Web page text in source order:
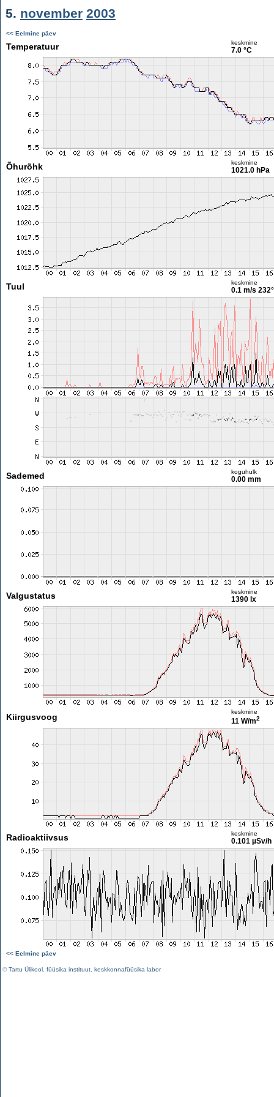
5. november 2003
<< Eelmine päev
Temperatuur keskmine
7.0 °C
Õhurõhk keskmine
1021.0 hPa
Tuul keskmine
0.1 m/s 232°
Sademed koguhulk
0.00 mm
Valgustatus keskmine
1390 lx
Kiirgusvoog
keskmine
11 W/m2
Radioaktiivsus keskmine
0.101 µSv/h
<< Eelmine päev
©Tartu Ülikool füüsika instituut keskkonnafüüsika labor